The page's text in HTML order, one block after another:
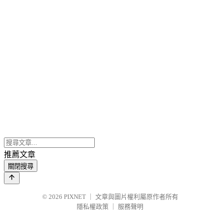
推薦文章
關閉搜尋
© 2026 PIXNET
文章與圖片權利屬原作者所有
隱私權政策
服務聲明